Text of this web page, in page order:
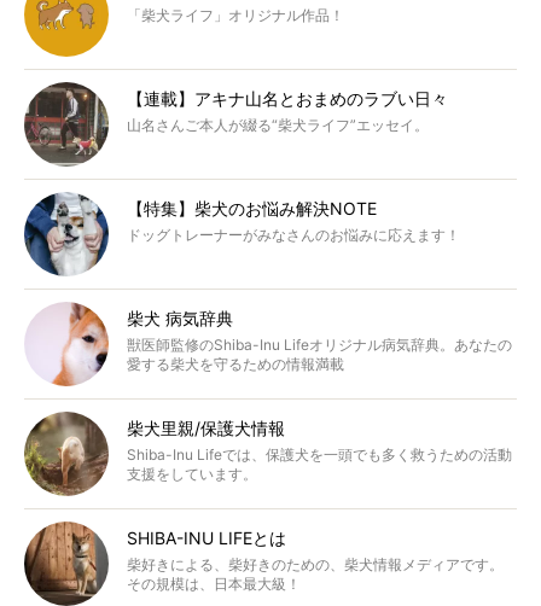
「柴犬ライフ」オリジナル作品！
【連載】アキナ山名とおまめのラブい日々
山名さんご本人が綴る“柴犬ライフ”エッセイ。
【特集】柴犬のお悩み解決NOTE
ドッグトレーナーがみなさんのお悩みに応えます！
柴犬 病気辞典
獣医師監修のShiba-Inu Lifeオリジナル病気辞典。あなたの
愛する柴犬を守るための情報満載
柴犬里親/保護犬情報
Shiba-Inu Lifeでは、保護犬を一頭でも多く救うための活動
支援をしています。
SHIBA-INU LIFEとは
柴好きによる、柴好きのための、柴犬情報メディアです。
その規模は、日本最大級！